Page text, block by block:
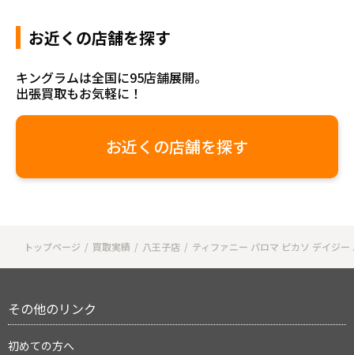
お近くの店舗を探す
キングラムは全国に95店舗展開。
出張買取もお気軽に！
お近くの店舗を探す
トップページ 買取実績 八王子店 ティファニー パロマ ピカソ デイジ
その他のリンク
初めての方へ